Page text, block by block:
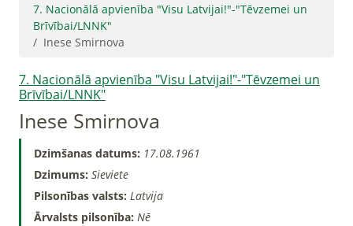
7. Nacionālā apvienība "Visu Latvijai!"-"Tēvzemei un
Brīvībai/LNNK"
Inese Smirnova
7. Nacionālā apvienība "Visu Latvijai!"-"Tēvzemei un
Brīvībai/LNNK"
Inese Smirnova
Dzimšanas datums: 17.08.1961
Dzimums: Sieviete
Pilsonības valsts: Latvija
Ārvalsts pilsonība: Nē